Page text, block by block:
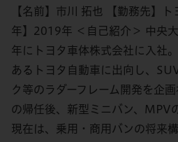
【名前】市川 拓也 【勤務先】
年】2019年 ＜自己紹介＞ 中央
年にトヨタ車体株式会社に入社
あるトヨタ自動車に出向し、
ク等のラダーフレーム開発を企
の帰任後、新型ミニバン、MPV
現在は、乗用・商用バンの将来